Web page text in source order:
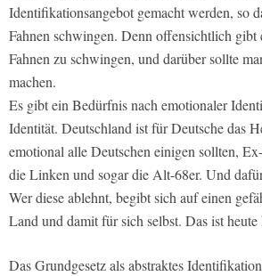
Identifikationsangebot gemacht werden, so
Fahnen schwingen. Denn offensichtlich gibt
Fahnen zu schwingen, und darüber sollte
machen.
Es gibt ein Bedürfnis nach emotionaler
Identität. Deutschland ist für Deutsche das
emotional alle Deutschen einigen sollten,
die Linken und sogar die Alt-68er. Und
Wer diese ablehnt, begibt sich auf einen
Land und damit für sich selbst. Das ist heute
Das Grundgesetz als abstraktes